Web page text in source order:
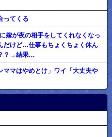
ってくる
嫁が夜の相手をしてくれなくなっ
だけど…仕事もちょくちょく休ん
？→結果…
ママはやめとけ」ワイ「大丈夫や